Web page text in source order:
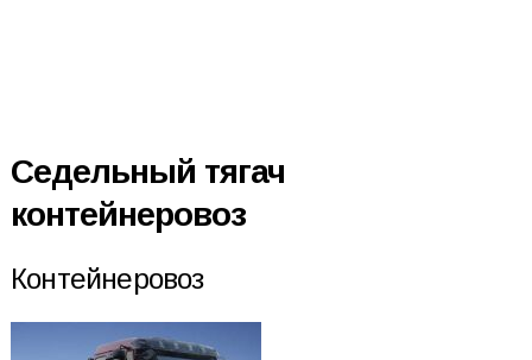
Седельный тягач
контейнеровоз
Контейнеровоз